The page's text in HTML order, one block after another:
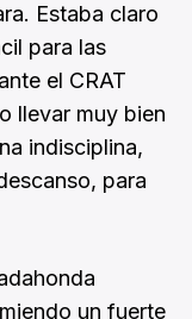
Estaba claro
para las
el CRAT
llevar muy bien
indisciplina,
para
un fuerte